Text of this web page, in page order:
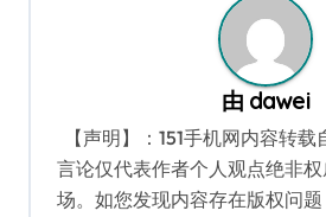
由 dawei
【声明】：151手机网内容转
言论仅代表作者个人观点绝非
场。如您发现内容存在版权问